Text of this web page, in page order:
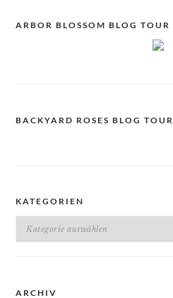
ARBOR BLOSSOM BLOG TOUR
BACKYARD ROSES BLOG TOUR
KATEGORIEN
Kategorien
ARCHIV